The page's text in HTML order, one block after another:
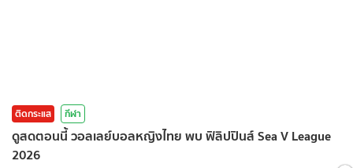
ติดกระแส กีฬา
ดูสดตอนนี้ วอลเลย์บอลหญิงไทย พบ ฟิลิปปินส์ Sea V League
2026